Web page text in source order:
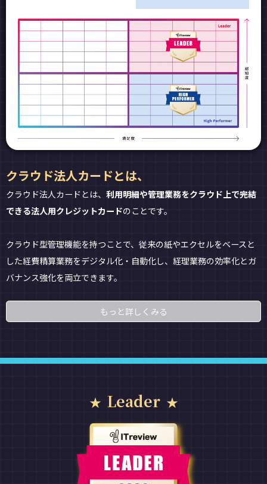
クラウド法人カードとは、
クラウド法人カードとは、 利用明細や管理業務をクラウド上で完結
できる法人用クレジットカードのことです。
クラウド型管理機能を持つことで、従来の紙やエクセルをベースと
した経費精算業務をデジタル化・自動化し、経理業務の効率化とガ
バナンス強化を両立できます。
もっと詳しくみる
Leader